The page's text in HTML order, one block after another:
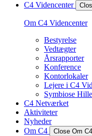
C4 Videncenter
Om C4 Videncenter
Bestyrelse
Vedtægter
Årsrapporter
Konference
Kontorlokaler
Lejere i C4
Symbiose
C4 Netværket
Aktiviteter
Nyheder
Om C4
Close Om C4